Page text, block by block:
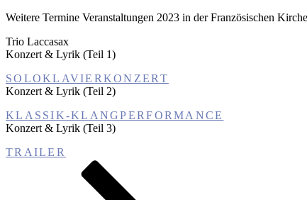
Weitere Termine Veranstaltungen 2023 in der Französischen
Trio Laccasax
Konzert & Lyrik (Teil 1)
SOLOKLAVIERKONZERT
Konzert & Lyrik (Teil 2)
KLASSIK-KLANGPERFORMANCE
Konzert & Lyrik (Teil 3)
TRAILER